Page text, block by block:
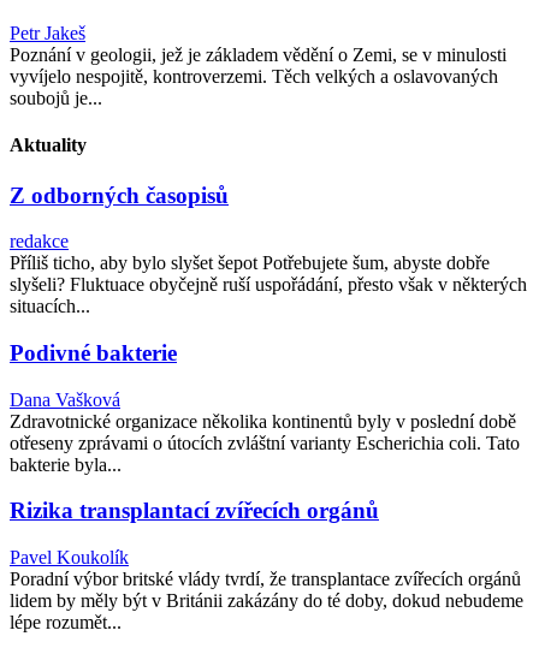
Petr Jakeš
Poznání v geologii, jež je základem vědění o Zemi, se v minulosti
vyvíjelo nespojitě, kontroverzemi. Těch velkých a oslavovaných
soubojů je...
Aktuality
Z odborných časopisů
redakce
Příliš ticho, aby bylo slyšet šepot Potřebujete šum, abyste dobře
slyšeli? Fluktuace obyčejně ruší uspořádání, přesto však v některých
situacích...
Podivné bakterie
Dana Vašková
Zdravotnické organizace několika kontinentů byly v poslední době
otřeseny zprávami o útocích zvláštní varianty Escherichia coli. Tato
bakterie byla...
Rizika transplantací zvířecích orgánů
Pavel Koukolík
Poradní výbor britské vlády tvrdí, že transplantace zvířecích orgánů
lidem by měly být v Británii zakázány do té doby, dokud nebudeme
lépe rozumět...